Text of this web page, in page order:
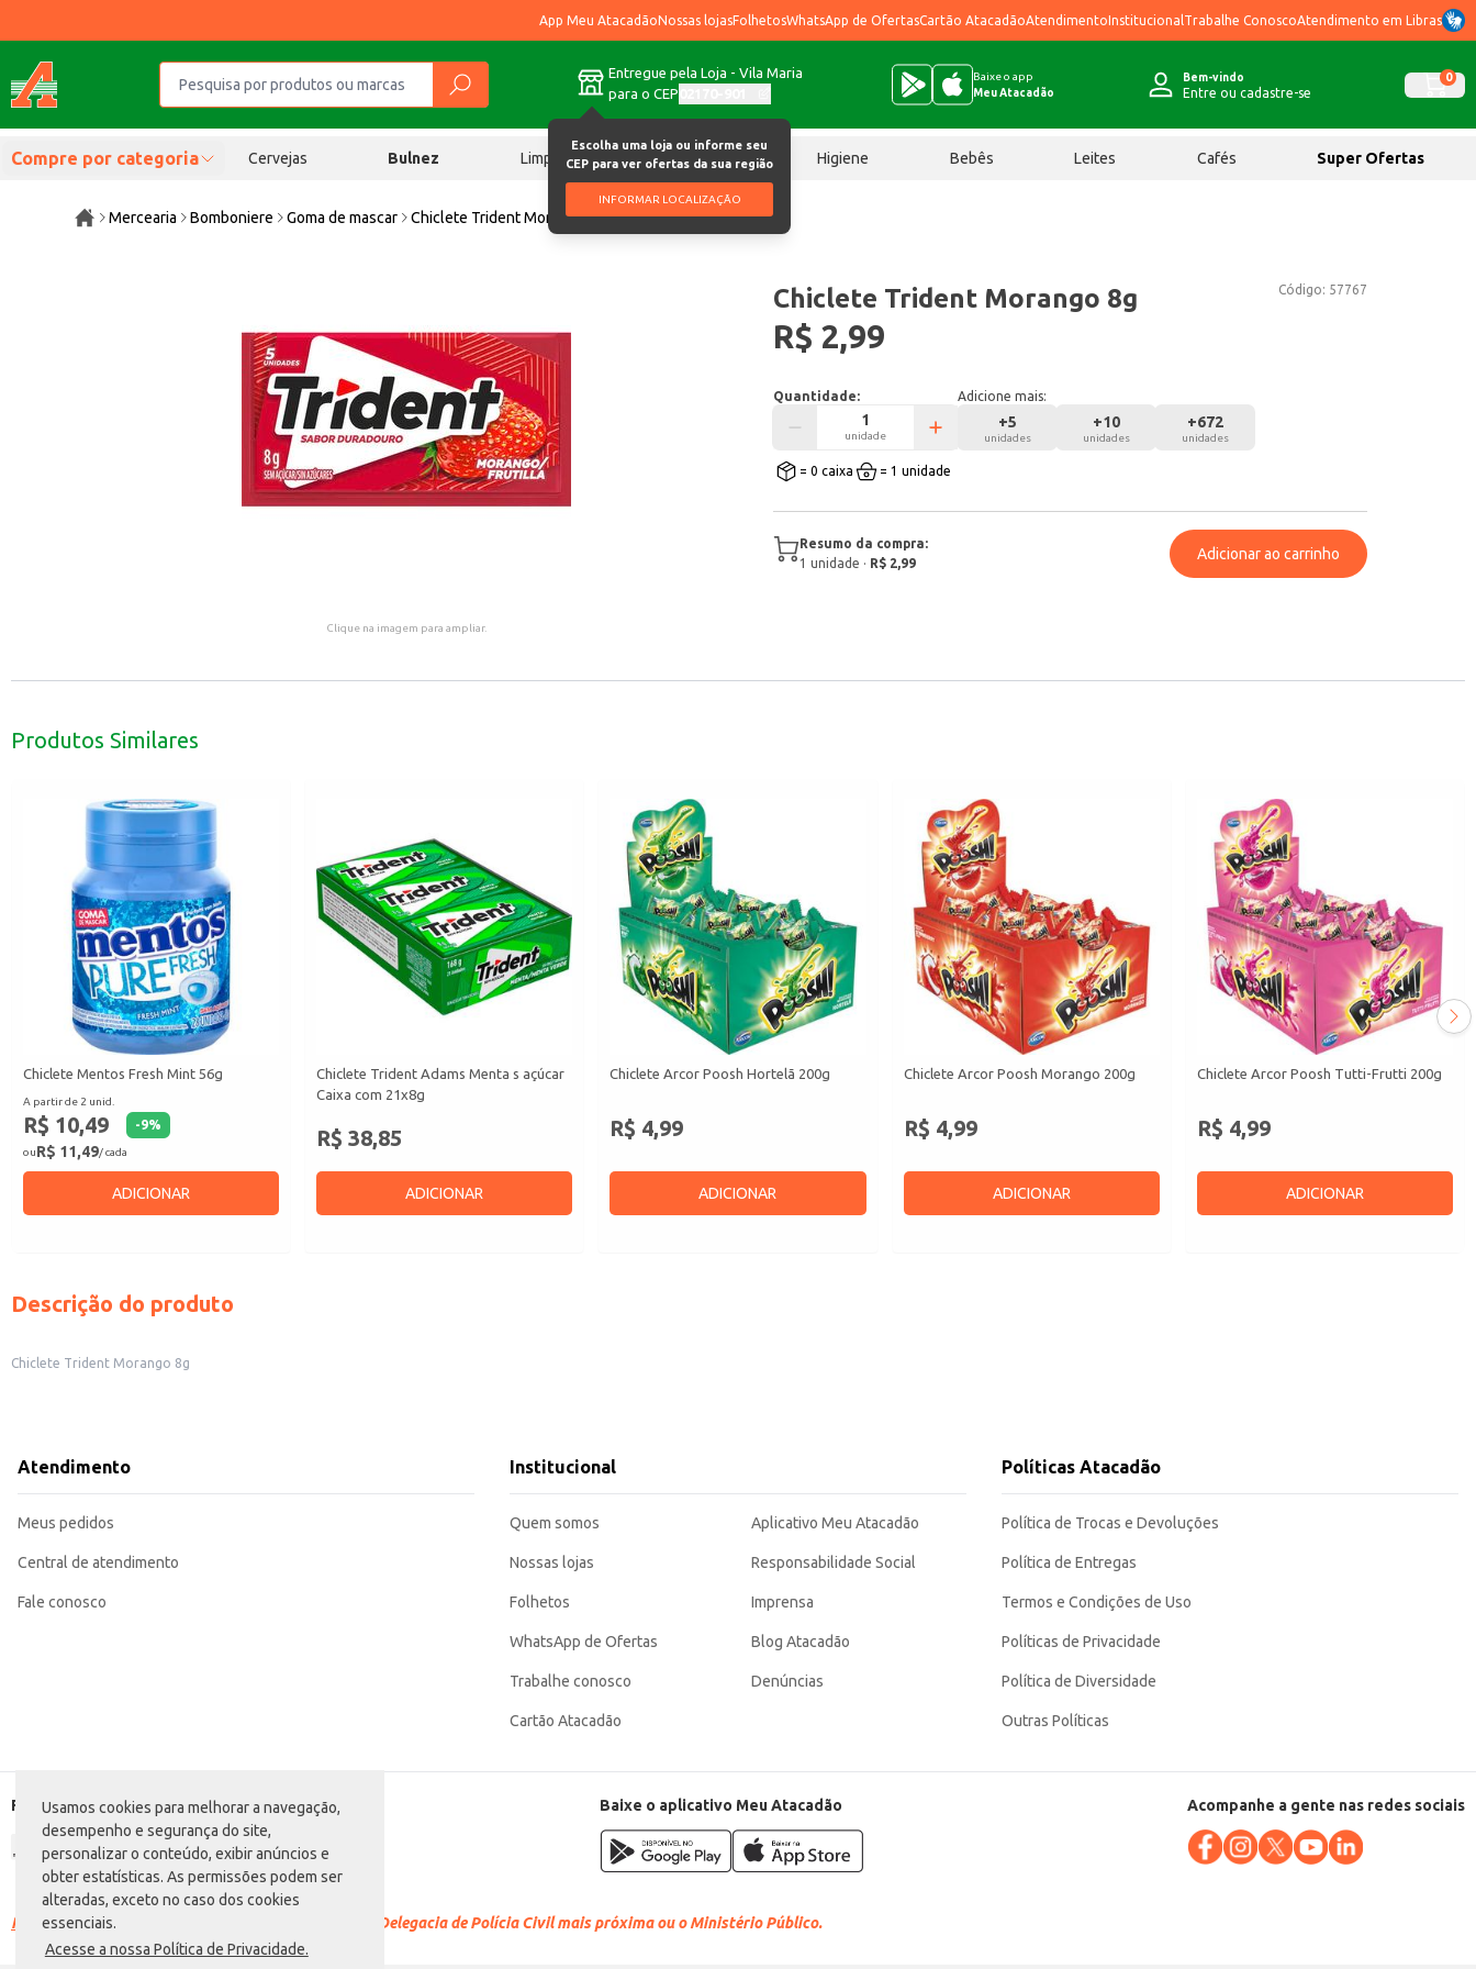
Usamos cookies para melhorar a navegação,
desempenho e segurança do site,
personalizar o conteúdo, exibir anúncios e
obter estatísticas. As permissões podem ser
alteradas, exceto no caso dos cookies
essenciais.
Acesse a nossa Política de Privacidade.
App Meu AtacadãoNossas lojasFolhetosWhatsApp de OfertasCartão AtacadãoAtendimentoInstitucional Trabalhe ConoscoAtendimento em Libras
Entregue pela Loja - Vila Maria
para o CEP
Escolha uma loja ou informe seu
CEP para ver ofertas da sua região
INFORMAR LOCALIZAÇÃO
Baixe o app
Meu Atacadão
Bem-vindo
Entre ou cadastre-se
0
Compre por categoria Cervejas Bulnez Limpeza Chocolates Higiene Bebês Leites Cafés Super Ofertas
Mercearia Bomboniere Goma de mascar Chiclete Trident Morango 8g
Clique na imagem para ampliar.
Código: 57767
Chiclete Trident Morango 8g
R$ 2,99
Quantidade:
unidade
Adicione mais:
+5
unidades
+10
unidades
+672
unidades
= 0 caixa = 1 unidade
Resumo da compra:
1 unidade · R$ 2,99
Adicionar ao carrinho
Produtos Similares
Chiclete Mentos Fresh Mint 56g
A partir de 2 unid.
R$ 10,49 -9%
ouR$ 11,49/ cada
ADICIONAR
Chiclete Trident Adams Menta s açúcar
Caixa com 21x8g
R$ 38,85
ADICIONAR
Chiclete Arcor Poosh Hortelã 200g
R$ 4,99
ADICIONAR
Chiclete Arcor Poosh Morango 200g
R$ 4,99
ADICIONAR
Chiclete Arcor Poosh Tutti-Frutti 200g
R$ 4,99
ADICIONAR
Descrição do produto
Chiclete Trident Morango 8g
Atendimento
Meus pedidos
Central de atendimento
Fale conosco
Institucional
Quem somos
Nossas lojas
Folhetos
WhatsApp de Ofertas
Trabalhe conosco
Cartão Atacadão
Aplicativo Meu Atacadão
Responsabilidade Social
Imprensa
Blog Atacadão
Denúncias
Políticas Atacadão
Política de Trocas e Devoluções
Política de Entregas
Termos e Condições de Uso
Políticas de Privacidade
Política de Diversidade
Outras Políticas
Formas de pagamento Baixe o aplicativo Meu Atacadão Acompanhe a gente nas redes sociais
Racismo é crime. Denuncie. Disque 100 ou procure a Delegacia de Polícia Civil mais próxima ou o Ministério Público.